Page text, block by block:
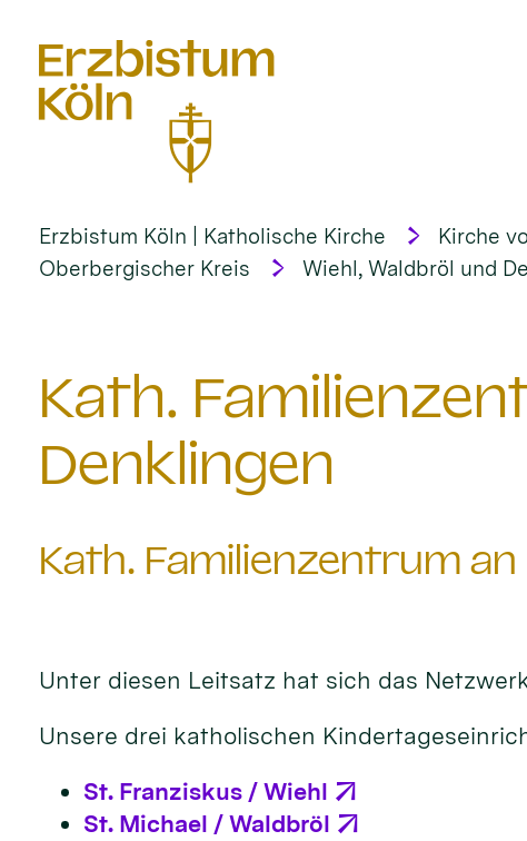
Erzbistum Köln | Katholische Kirche Kirche
Oberbergischer Kreis
Wiehl, Waldbröl und
Kath.
Denklingen
Kath. Familienzentrum an
Unter diesen Leitsatz hat sich das
Unsere drei katholischen
St. Franziskus / Wiehl
St. Michael / Waldbröl